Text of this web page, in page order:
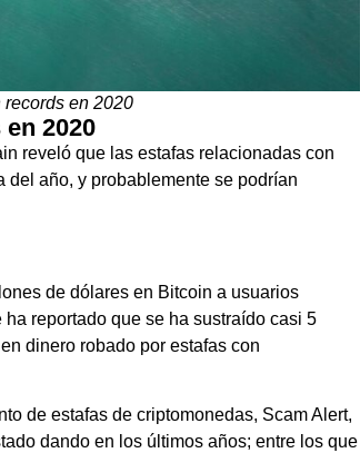
records en 2020
2020
reveló que las estafas relacionadas con
del año, y probablemente se podrían
de dólares en Bitcoin a usuarios
reportado que se ha sustraído casi 5
dinero robado por estafas con
de estafas de criptomonedas, Scam Alert,
dando en los últimos años; entre los que